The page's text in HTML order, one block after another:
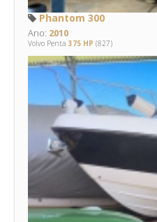
Phantom 300
Ano: 2010
Volvo Penta 375 HP (827)